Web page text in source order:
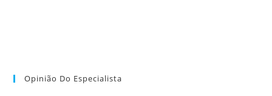
Opinião Do Especialista